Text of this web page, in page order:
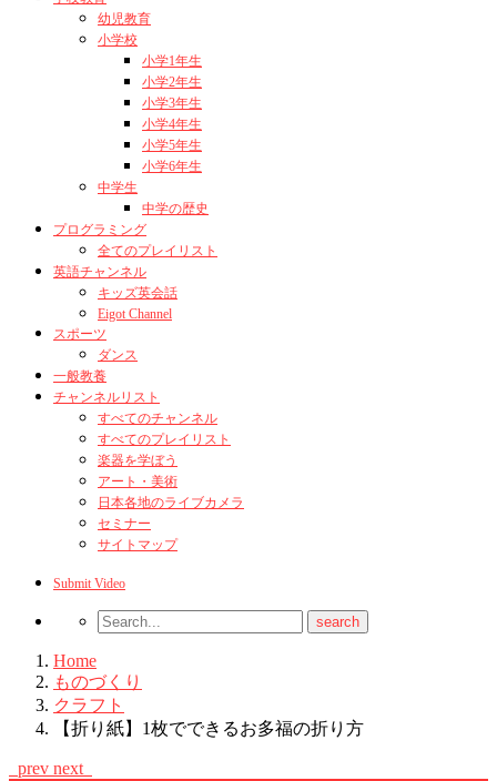
幼児教育
小学校
小学1年生
小学2年生
小学3年生
小学4年生
小学5年生
小学6年生
中学生
中学の歴史
プログラミング
全てのプレイリスト
英語チャンネル
キッズ英会話
Eigot Channel
スポーツ
ダンス
一般教養
チャンネルリスト
すべてのチャンネル
すべてのプレイリスト
楽器を学ぼう
アート・美術
日本各地のライブカメラ
セミナー
サイトマップ
Submit Video
Home
ものづくり
クラフト
【折り紙】1枚でできるお多福の折り方
prev next